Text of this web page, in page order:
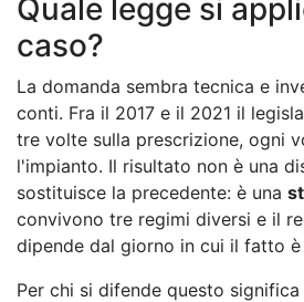
Quale legge si
caso?
La domanda sembra tecnica e
conti. Fra il 2017 e il 2021 il
tre volte sulla prescrizione, ogni
l'impianto. Il risultato non è una
sostituisce la precedente: è una
convivono tre regimi diversi e il
dipende dal giorno in cui il fatto
Per chi si difende questo